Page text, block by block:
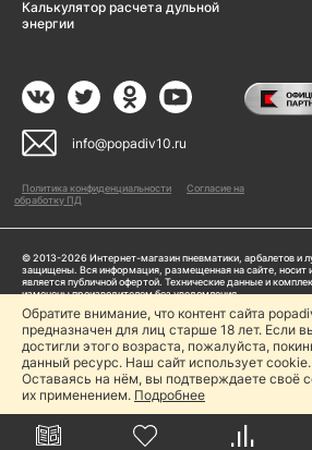
Калькулятор расчета дульной
энергии
info@popadiv10.ru
Политика конфиденциальности
Согласие на
обработку ПД
© 2013-2026 Интернет-магазин пневматики, арбалетов и
защищены. Вся информация, размещенная на сайте, носит
является публичной офертой. Технические данные и
изменены производителем без уведомления
Пользуясь сайтом Popadiv10.ru, пользователь
прописанными в
Политике конфиденциальности
Копирование любой информации (тексты, фото, видео и др.)
за исключением наличия письменного согласия
Обратите внимание, что контент сайта
предназначен для лиц старше 18 лет. Если
достигли этого возраста, пожалуйста,
данный ресурс. Наш сайт использует cookie.
Оставаясь на нём, вы подтверждаете своё
их применением. Подробнее